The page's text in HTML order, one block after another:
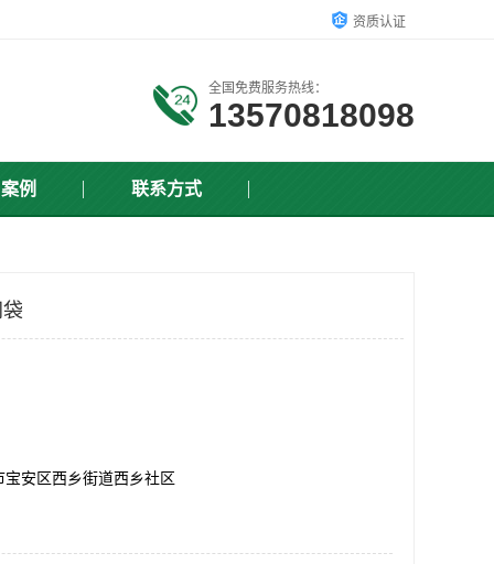
资质认证
全国免费服务热线：
13570818098
例 联系方式
宝安区西乡街道西乡社区